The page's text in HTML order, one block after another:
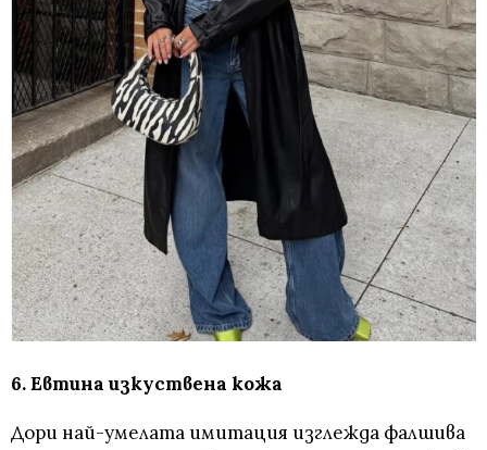
6. Евтина изкуствена кожа
Дори най-умелата имитация изглежда фалшива